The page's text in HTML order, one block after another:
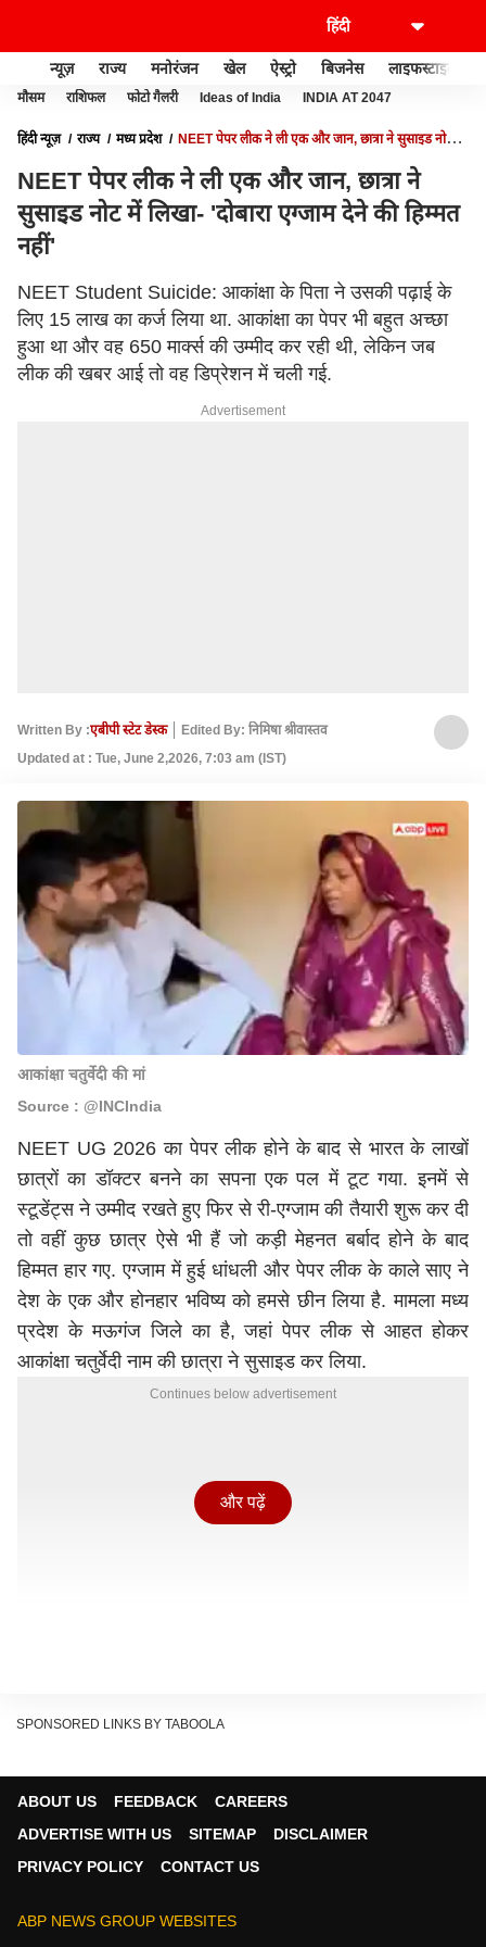
न्यूज़ राज्य मनोरंजन खेल ऐस्ट्रो बिजनेस लाइफस्टाइल
मौसम राशिफल फोटो गैलरी Ideas of India INDIA AT 2047
हिंदी न्यूज़ राज्य मध्य प्रदेश
NEET पेपर लीक ने ली एक और जान, छात्रा ने सुसाइड नोट में
NEET पेपर लीक ने ली एक और जान, छात्रा ने
सुसाइड नोट में लिखा- 'दोबारा एग्जाम देने की हिम्मत
नहीं'
NEET Student Suicide: आकांक्षा के पिता ने उसकी पढ़ाई के
लिए 15 लाख का कर्ज लिया था. आकांक्षा का पेपर भी बहुत अच्छा
हुआ था और वह 650 मार्क्स की उम्मीद कर रही थी, लेकिन जब
लीक की खबर आई तो वह डिप्रेशन में चली गई.
Advertisement
Written By :एबीपी स्टेट डेस्क
Edited By: निमिषा श्रीवास्तव
Updated at : Tue, June 2,2026, 7:03 am (IST)
आकांक्षा चतुर्वेदी की मां
Source : @INCIndia
NEET UG 2026 का पेपर लीक होने के बाद से भारत के लाखों
छात्रों का डॉक्टर बनने का सपना एक पल में टूट गया. इनमें से
स्टूडेंट्स ने उम्मीद रखते हुए फिर से री-एग्जाम की तैयारी शुरू कर दी
तो वहीं कुछ छात्र ऐसे भी हैं जो कड़ी मेहनत बर्बाद होने के बाद
हिम्मत हार गए. एग्जाम में हुई धांधली और पेपर लीक के काले साए ने
देश के एक और होनहार भविष्य को हमसे छीन लिया है. मामला मध्य
प्रदेश के मऊगंज जिले का है, जहां पेपर लीक से आहत होकर
आकांक्षा चतुर्वेदी नाम की छात्रा ने सुसाइड कर लिया.
Continues below advertisement
कि 'अब दोबारा परीक्षा देने की हिम्मत नहीं बची है'. मामला मऊगंज
और पढ़ें
SPONSORED LINKS BY TABOOLA
ABOUT US FEEDBACK
CAREERS
ADVERTISE WITH US
SITEMAP
DISCLAIMER
PRIVACY POLICY
CONTACT US
ABP NEWS GROUP WEBSITES